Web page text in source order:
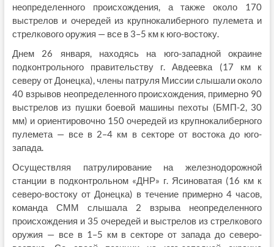
неопределенного происхождения, а также около 170
выстрелов и очередей из крупнокалиберного пулемета и
стрелкового оружия — все в 3–5 км к юго-востоку.
Днем 26 января, находясь на юго-западной окраине
подконтрольного правительству г. Авдеевка (17 км к
северу от Донецка), члены патруля Миссии слышали около
40 взрывов неопределенного происхождения, примерно 90
выстрелов из пушки боевой машины пехоты (БМП-2, 30
мм) и ориентировочно 150 очередей из крупнокалиберного
пулемета — все в 2–4 км в секторе от востока до юго-
запада.
Осуществляя патрулирование на железнодорожной
станции в подконтрольном «ДНР» г. Ясиноватая (16 км к
северо-востоку от Донецка) в течение примерно 4 часов,
команда СММ слышала 2 взрыва неопределенного
происхождения и 35 очередей и выстрелов из стрелкового
оружия — все в 1–5 км в секторе от запада до северо-